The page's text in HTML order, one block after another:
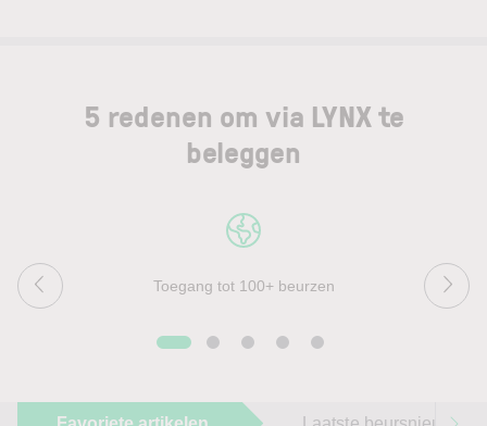
5 redenen om via LYNX te
beleggen
Toegang tot 100+ beurzen